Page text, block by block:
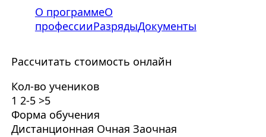
О программеО
профессииРазрядыДокументы
Рассчитать стоимость онлайн
Кол-во учеников
1 2-5 >5
Форма обучения
Дистанционная Очная Заочная